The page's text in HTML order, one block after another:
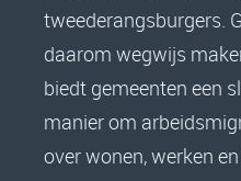
tweederangsburgers.
daarom wegwijs
biedt gemeenten een
manier om
over wonen, werken